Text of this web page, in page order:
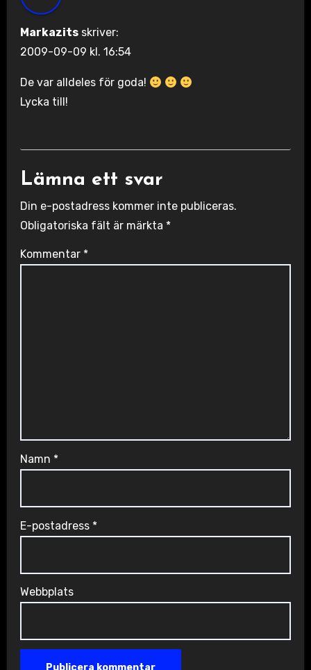
Markazits skriver:
2009-09-09 kl. 16:54
De var alldeles för goda!
Lycka till!
Lämna ett svar
Din e-postadress kommer inte publiceras.
Obligatoriska fält är märkta *
Kommentar *
Namn *
E-postadress *
Webbplats